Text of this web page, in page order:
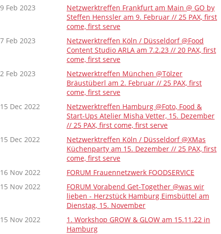
9 Feb 2023
Netzwerktreffen Frankfurt am Main @ GO by
Steffen Henssler am 9. Februar // 25 PAX, first
come, first serve
7 Feb 2023
Netzwerktreffen Köln / Düsseldorf @Food
Content Studio ARLA am 7.2.23 // 20 PAX, first
come, first serve
2 Feb 2023
Netzwerktreffen München @Tölzer
Bräustüberl am 2. Februar // 25 PAX, first
come, first serve
15 Dec 2022
Netzwerktreffen Hamburg @Foto, Food &
Start-Ups Atelier Misha Vetter, 15. Dezember
// 25 PAX, first come, first serve
15 Dec 2022
Netzwerktreffen Köln / Düsseldorf @XMas
Küchenparty am 15. Dezember // 25 PAX, first
come, first serve
16 Nov 2022
FORUM Frauennetzwerk FOODSERVICE
15 Nov 2022
FORUM Vorabend Get-Together @was wir
lieben - Herzstück Hamburg Eimsbüttel am
Dienstag, 15. November
15 Nov 2022
1. Workshop GROW & GLOW am 15.11.22 in
Hamburg